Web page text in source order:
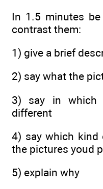
In 1.5 minutes
contrast them:
1) give a brief
2) say what the
3) say in which
different
4) say which kind
the pictures youd
5) explain why